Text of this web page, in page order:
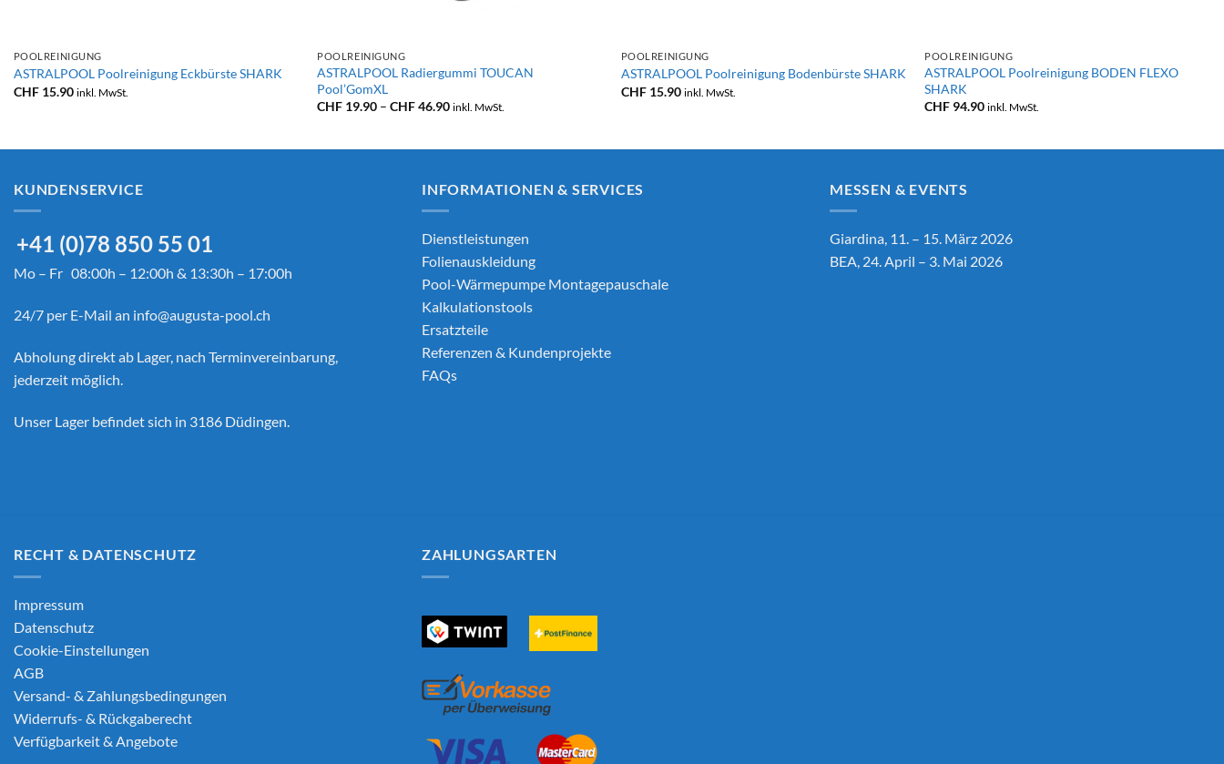
POOLREINIGUNG
ASTRALPOOL Poolreinigung Eckbürste SHARK
CHF15.90 inkl. MwSt.
POOLREINIGUNG
ASTRALPOOL Radiergummi TOUCAN
Pool’GomXL
CHF 19.90 –CHF46.90Preisspanne:
inkl. MwSt.
POOLREINIGUNG
ASTRALPOOL Poolreinigung Bodenbürste SHARK
CHF15.90 inkl. MwSt.
POOLREINIGUNG
ASTRALPOOL Poolreinigung BODEN FLEXO
SHARK
CHF 94.90 inkl. MwSt.
KUNDENSERVICE
+41 (0)78 850 55 01
Mo – Fr 08:00h – 12:00h & 13:30h – 17:00h
24/7 per E-Mail an info@augusta-pool.ch
Abholung direkt ab Lager, nach Terminvereinbarung,
jederzeit möglich.
Unser Lager befindet sich in 3186 Düdingen.
INFORMATIONEN & SERVICES
Dienstleistungen
Folienauskleidung
Pool-Wärmepumpe Montagepauschale
Kalkulationstools
Ersatzteile
Referenzen & Kundenprojekte
FAQs
MESSEN & EVENTS
Giardina, 11. – 15. März 2026
BEA, 24. April – 3. Mai 2026
RECHT & DATENSCHUTZ
Impressum
Datenschutz
Cookie-Einstellungen
AGB
Versand- & Zahlungsbedingungen
Widerrufs- & Rückgaberecht
Verfügbarkeit & Angebote
ZAHLUNGSARTEN